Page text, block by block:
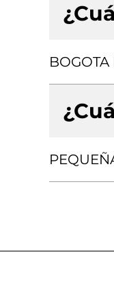
BOGOTA